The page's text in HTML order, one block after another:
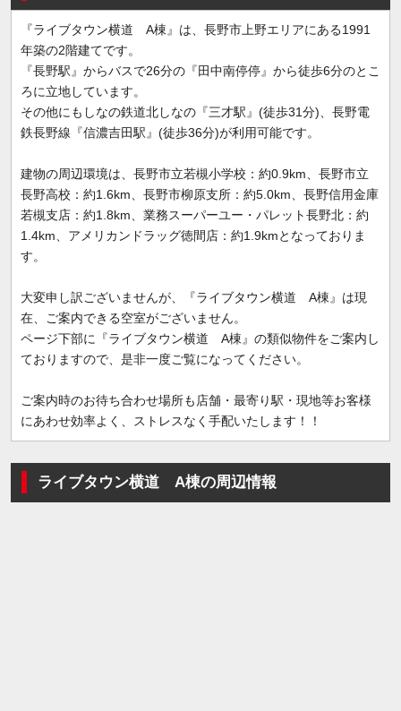
『ライブタウン横道 A棟』は、長野市上野エリアにある1991
年築の2階建てです。
『長野駅』からバスで26分の『田中南停停』から徒歩6分のとこ
ろに立地しています。
その他にもしなの鉄道北しなの『三才駅』(徒歩31分)、長野電
鉄長野線『信濃吉田駅』(徒歩36分)が利用可能です。
建物の周辺環境は、長野市立若槻小学校：約0.9km、長野市立
長野高校：約1.6km、長野市柳原支所：約5.0km、長野信用金庫
若槻支店：約1.8km、業務スーパーユー・パレット長野北：約
1.4km、アメリカンドラッグ徳間店：約1.9kmとなっておりま
す。
大変申し訳ございませんが、『ライブタウン横道 A棟』は現
在、ご案内できる空室がございません。
ページ下部に『ライブタウン横道 A棟』の類似物件をご案内し
ておりますので、是非一度ご覧になってください。
ご案内時のお待ち合わせ場所も店舗・最寄り駅・現地等お客様
にあわせ効率よく、ストレスなく手配いたします！！
ライブタウン横道 A棟の周辺情報